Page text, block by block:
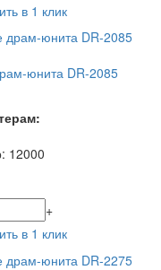
в 1 клик
юнита DR-2085
: 12000
+
в 1 клик